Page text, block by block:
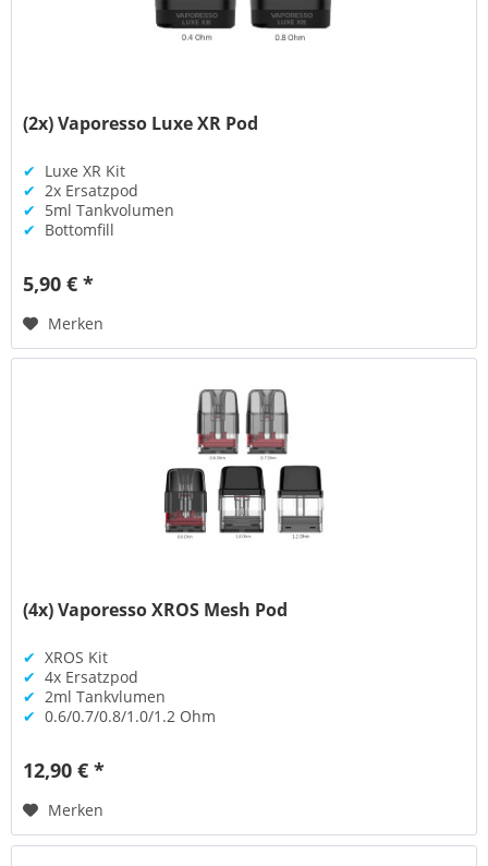
(2x) Vaporesso Luxe XR Pod
✔ Luxe XR Kit
✔ 2x Ersatzpod
✔ 5ml Tankvolumen
✔ Bottomfill
5,90 € *
Merken
(4x) Vaporesso XROS Mesh Pod
✔ XROS Kit
✔ 4x Ersatzpod
✔ 2ml Tankvlumen
✔ 0.6/0.7/0.8/1.0/1.2 Ohm
12,90 € *
Merken